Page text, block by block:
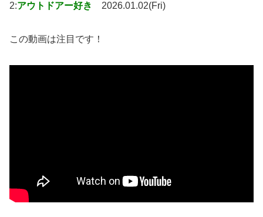
2:アウトドアー好き 2026.01.02(Fri)
この動画は注目です！